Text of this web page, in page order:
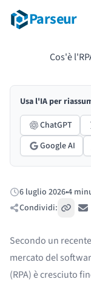
Parseur
Cos'è
Usa l'IA per
ChatGPT
Google AI
Pubblicato:
6 luglio 2026•4
Condividi:
Secondo un
mercato del
(RPA) è cresciuto